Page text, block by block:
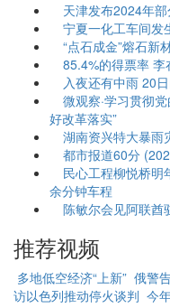
天津发布2024年
宁夏一化工车间发
“点石成金”熔石新
85.4%的得票率
入夜还有中雨 20
微观察·学习贯彻
好改革落实”
湖南资兴特大暴雨
都市报道60分
民心工程柳悦桥明
余分钟车程
陈敏尔会见阿联酋
推荐视频
多地低空经济“上新” 俄警
访以色列推动停火谈判 今